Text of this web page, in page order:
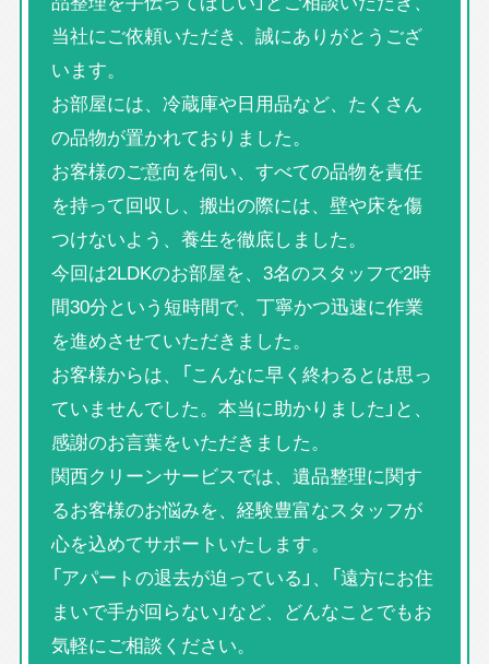
当社にご依頼いただき、誠にありがとうござ
います。
お部屋には、冷蔵庫や日用品など、たくさん
の品物が置かれておりました。
お客様のご意向を伺い、すべての品物を責任
を持って回収し、搬出の際には、壁や床を傷
つけないよう、養生を徹底しました。
今回は2LDKのお部屋を、3名のスタッフで2時
間30分という短時間で、丁寧かつ迅速に作業
を進めさせていただきました。
お客様からは、「こんなに早く終わるとは思っ
ていませんでした。本当に助かりました」と、
感謝のお言葉をいただきました。
関西クリーンサービスでは、遺品整理に関す
るお客様のお悩みを、経験豊富なスタッフが
心を込めてサポートいたします。
「アパートの退去が迫っている」、「遠方にお住
まいで手が回らない」など、どんなことでもお
気軽にご相談ください。